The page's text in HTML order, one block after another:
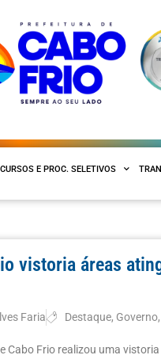
E PROC. SELETIVOS
vistoria áreas
Faria Destaque, Governo
Cabo Frio realizou uma